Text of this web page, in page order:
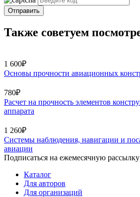
Отправить
Также советуем
1 600₽
Основы прочности авиационных
780₽
Расчет на прочность элементов
аппарата
1 260₽
Системы наблюдения, навигации и
авиации
Подписаться на ежемесячную
Каталог
Для авторов
Для организаций